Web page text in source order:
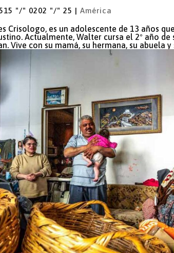
"/" 0202 "/" 25 |América
Crisologo, es un adolescente de 13 años
Actualmente, Walter cursa el 2º año
Vive con su mamá, su hermana, su abuela y